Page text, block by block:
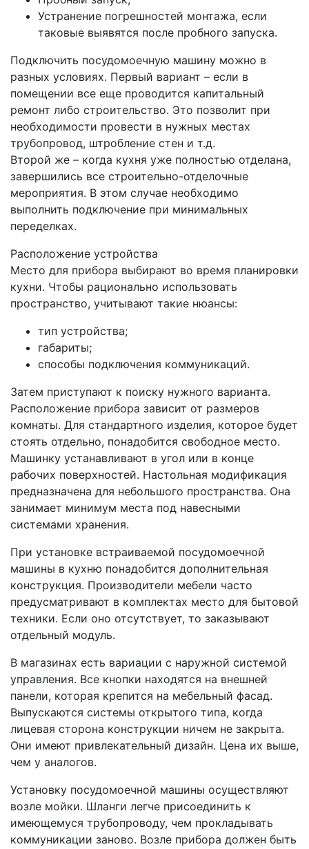
Устранение погрешностей монтажа, если
таковые выявятся после пробного запуска.
Подключить посудомоечную машину можно в
разных условиях. Первый вариант – если в
помещении все еще проводится капитальный
ремонт либо строительство. Это позволит при
необходимости провести в нужных местах
трубопровод, штробление стен и т.д.
Второй же – когда кухня уже полностью отделана,
завершились все строительно-отделочные
мероприятия. В этом случае необходимо
выполнить подключение при минимальных
переделках.
Расположение устройства
Место для прибора выбирают во время планировки
кухни. Чтобы рационально использовать
пространство, учитывают такие нюансы:
тип устройства;
габариты;
способы подключения коммуникаций.
Затем приступают к поиску нужного варианта.
Расположение прибора зависит от размеров
комнаты. Для стандартного изделия, которое будет
стоять отдельно, понадобится свободное место.
Машинку устанавливают в угол или в конце
рабочих поверхностей. Настольная модификация
предназначена для небольшого пространства. Она
занимает минимум места под навесными
системами хранения.
При установке встраиваемой посудомоечной
машины в кухню понадобится дополнительная
конструкция. Производители мебели часто
предусматривают в комплектах место для бытовой
техники. Если оно отсутствует, то заказывают
отдельный модуль.
В магазинах есть вариации с наружной системой
управления. Все кнопки находятся на внешней
панели, которая крепится на мебельный фасад.
Выпускаются системы открытого типа, когда
лицевая сторона конструкции ничем не закрыта.
Они имеют привлекательный дизайн. Цена их выше,
чем у аналогов.
Установку посудомоечной машины осуществляют
возле мойки. Шланги легче присоединить к
имеющемуся трубопроводу, чем прокладывать
коммуникации заново. Возле прибора должен быть